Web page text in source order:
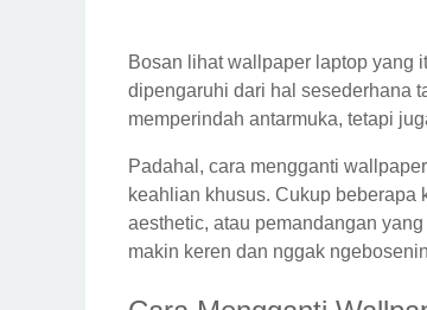
Bosan lihat wallpaper laptop yang
dipengaruhi dari hal sesederhana
memperindah antarmuka, tetapi
Padahal, cara mengganti
keahlian khusus. Cukup beberapa
aesthetic, atau pemandangan
makin keren dan nggak